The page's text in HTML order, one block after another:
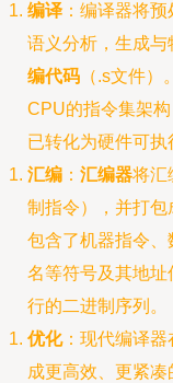
编译 ：编译器将
语义分析，生成与
编代码 （.s文件
CPU的指令集架
已转化为硬件可执
汇编 ： 汇编器将汇
制指令），并打包
包含了机器指令
名等符号及其地
行的二进制序列。
优化：现代编译器
成更高效、更紧